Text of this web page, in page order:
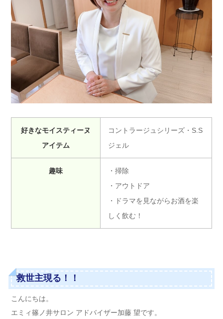
好きなモイスティーヌ
アイテム
コントラージュシリーズ・S.S
ジェル
趣味
・掃除
・アウトドア
・ドラマを見ながらお酒を楽
しく飲む！
救世主現る！！
こんにちは。
エミィ篠ノ井サロン アドバイザー加藤 望です。